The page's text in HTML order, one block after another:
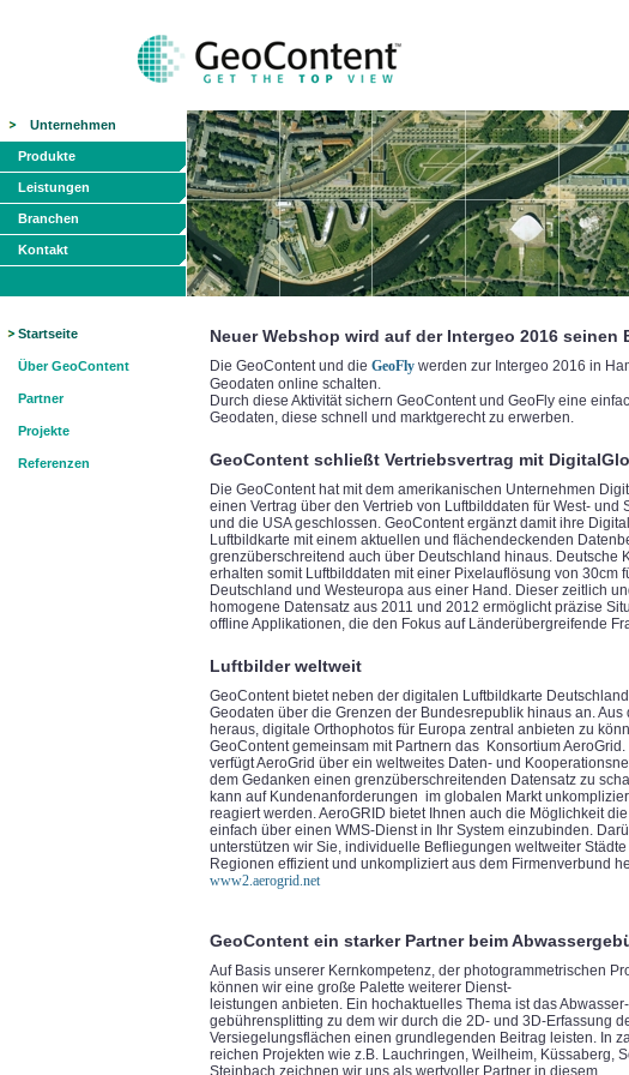
Unternehmen
Produkte
Leistungen
Branchen
Kontakt
Startseite
Über GeoContent
Partner
Projekte
Referenzen
Neuer Webshop wird auf der Intergeo 2016 seinen
Die GeoContent und die GeoFly werden zur Intergeo 2016 in
Geodaten online schalten.
Durch diese Aktivität sichern GeoContent und GeoFly eine
Geodaten, diese schnell und marktgerecht zu erwerben.
GeoContent schließt Vertriebsvertrag mit
Die GeoContent hat mit dem amerikanischen Unternehmen
einen Vertrag über den Vertrieb von Luftbilddaten für West- und
und die USA geschlossen. GeoContent ergänzt damit ihre
Luftbildkarte mit einem aktuellen und flächendeckenden
grenzüberschreitend auch über Deutschland hinaus. Deutsche
erhalten somit Luftbilddaten mit einer Pixelauflösung von 30cm
Deutschland und Westeuropa aus einer Hand. Dieser zeitlich
homogene Datensatz aus 2011 und 2012 ermöglicht präzise
offline Applikationen, die den Fokus auf Länderübergreifende
Luftbilder weltweit
GeoContent bietet neben der digitalen Luftbildkarte
Geodaten über die Grenzen der Bundesrepublik hinaus an. Aus
heraus, digitale Orthophotos für Europa zentral anbieten zu
GeoContent gemeinsam mit Partnern das Konsortium AeroGrid.
verfügt AeroGrid über ein weltweites Daten- und
dem Gedanken einen grenzüberschreitenden Datensatz zu
kann auf Kundenanforderungen im globalen Markt
reagiert werden. AeroGRID bietet Ihnen auch die Möglichkeit
einfach über einen WMS-Dienst in Ihr System einzubinden.
unterstützen wir Sie, individuelle Befliegungen weltweiter Städte
Regionen effizient und unkompliziert aus dem Firmenverbund
www2.aerogrid.net
GeoContent ein starker Partner beim
Auf Basis unserer Kernkompetenz, der photogrammetrischen
können wir eine große Palette weiterer Dienst-
leistungen anbieten. Ein hochaktuelles Thema ist das Abwasser-
gebührensplitting zu dem wir durch die 2D- und 3D-Erfassung
Versiegelungsflächen einen grundlegenden Beitrag leisten. In
reichen Projekten wie z.B. Lauchringen, Weilheim, Küssaberg,
Steinbach zeichnen wir uns als wertvoller Partner in diesem